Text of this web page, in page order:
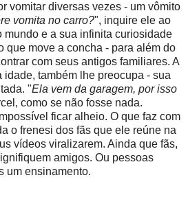
vomitar diversas vezes - um vômito
vomita no carro?", inquire ele ao
mundo e a sua infinita curiosidade
que move a concha - para além do
com seus antigos familiares. A
também lhe preocupa - sua
"Ela vem da garagem, por isso
como se não fosse nada.
ficar alheio. O que faz com
o frenesi dos fãs que ele reúne na
vídeos viralizarem. Ainda que fãs,
amigos. Ou pessoas
um ensinamento.